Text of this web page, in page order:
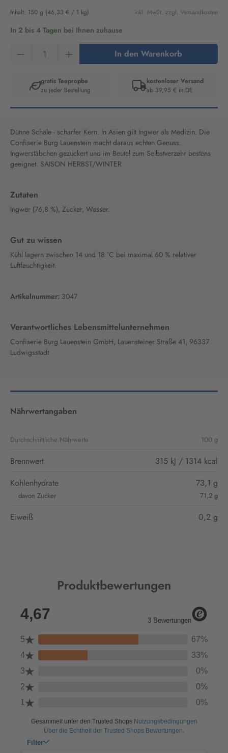
Inhalt: 150 g (46,33 € / 1 kg) inkl. MwSt. zzgl. Versandkosten
In 2 bis 4 Tagen bei Ihnen zuhause
Produkt Anzahl: Gib den gewünschten Wert
In den Warenkorb
gratis Teepropbe
zu jeder Bestellung
kostenloser Versand
ab 39,95 € in DE
Artikelnummer:
3047
Dünne Schale - scharfer Kern. In Asien gilt Ingwer als Medizin. Die
Confiserie Burg Lauenstein macht daraus echten Genuss.
Ingwerstäbchen gezuckert und im Beutel zum Selbstverzehr bestens
geeignet. SAISON HERBST/WINTER
Zutaten
Ingwer (76,8 %), Zucker, Wasser.
Gut zu wissen
Kühl lagern zwischen 14 und 18 °C bei maximal 60 % relativer
Luftfeuchtigkeit.
Artikelnummer: 3047
Verantwortliches Lebensmittelunternehmen
Confiserie Burg Lauenstein GmbH, Lauensteiner Straße 41, 96337
Ludwigsstadt
Nährwertangaben
Durchschnittliche Nährwerte 100 g
Brennwert
315 kJ / 1314 kcal
Kohlenhydrate
73,1 g
davon Zucker 71,2 g
Eiweiß 0,2 g
Produktbewertungen